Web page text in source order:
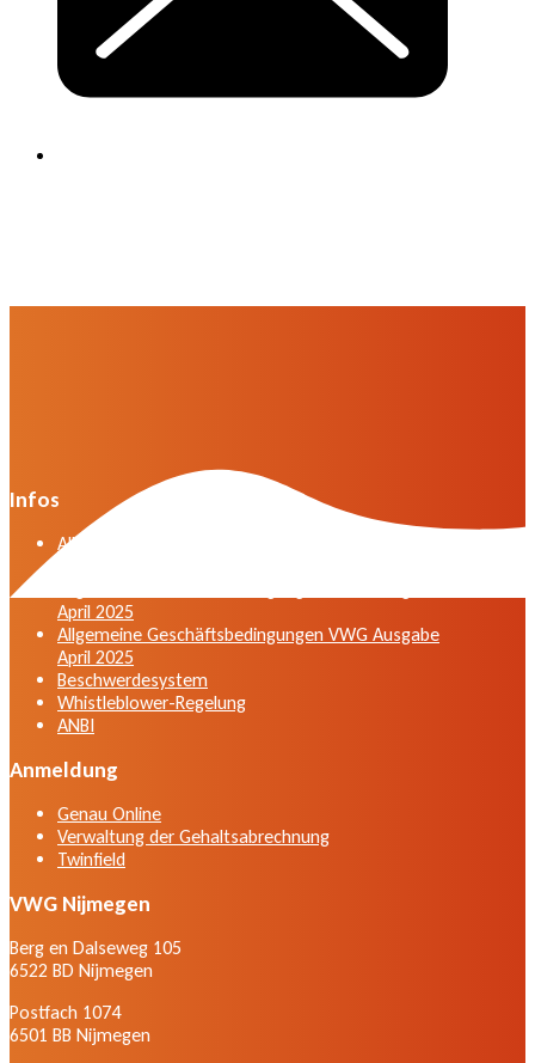
Infos
Allgemeine Geschäftsbedingungen der VWG in der
April 2025
Allgemeine Geschäftsbedingungen VWG Ausgabe
April 2025
Beschwerdesystem
Whistleblower-Regelung
ANBI
Anmeldung
Genau Online
Verwaltung der Gehaltsabrechnung
Twinfield
VWG Nijmegen
Berg en Dalseweg 105
6522 BD Nijmegen
Postfach 1074
6501 BB Nijmegen